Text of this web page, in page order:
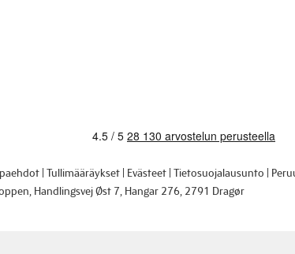
Tullimääräykset Evästeet Tietosuojalausunto
, Handlingsvej Øst 7, Hangar 276, 2791 Dragør